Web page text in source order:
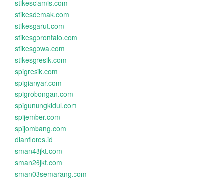
stikesciamis.com
stikesdemak.com
stikesgarut.com
stikesgorontalo.com
stikesgowa.com
stikesgresik.com
spigresik.com
spigianyar.com
spigrobongan.com
spigunungkidul.com
spijember.com
spijombang.com
dianflores.id
sman48jkt.com
sman26jkt.com
sman03semarang.com